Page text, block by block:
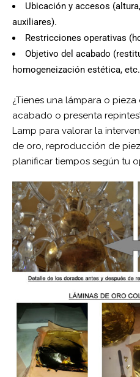
Ubicación y accesos
auxiliares).
Restricciones operativas
Objetivo del acabado
homogeneización estética,
¿Tienes una lámpara o
acabado o presenta
Lamp para valorar la
de oro, reproducción de
planificar tiempos según tu